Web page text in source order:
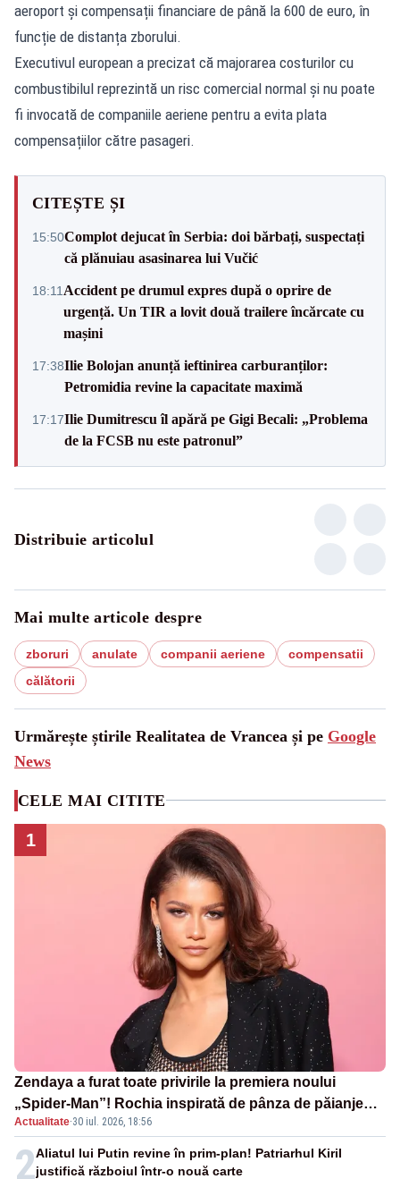
aeroport și compensații financiare de până la 600 de euro, în
funcție de distanța zborului.
Executivul european a precizat că majorarea costurilor cu
combustibilul reprezintă un risc comercial normal și nu poate
fi invocată de companiile aeriene pentru a evita plata
compensațiilor către pasageri.
CITEȘTE ȘI
15:50Complot dejucat în Serbia: doi bărbați, suspectați
că plănuiau asasinarea lui Vučić
18:11 Accident pe drumul expres după o oprire de
urgență. Un TIR a lovit două trailere încărcate cu
mașini
17:38Ilie Bolojan anunță ieftinirea carburanților:
Petromidia revine la capacitate maximă
17:17Ilie Dumitrescu îl apără pe Gigi Becali: „Problema
de la FCSB nu este patronul”
Distribuie articolul
Mai multe articole despre
zboruri anulate companii aeriene
compensatii
călătorii
Urmărește știrile Realitatea de Vrancea și pe Google
News
CELE MAI CITITE
1
Zendaya a furat toate privirile la premiera noului
„Spider-Man”! Rochia inspirată de pânza de păianjen a
făcut senzație
Actualitate·30 iul. 2026, 18:56
2Aliatul lui Putin revine în prim-plan! Patriarhul Kiril
justifică războiul într-o nouă carte